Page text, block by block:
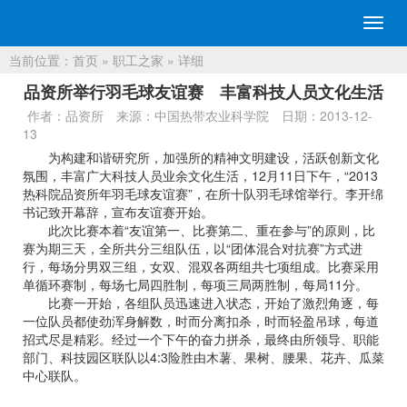
切
换
航
当前位置： 首页 » 职工之家 » 详细
品资所举行羽毛球友谊赛 丰富科技人员文化生活
作者：品资所 来源：中国热带农业科学院
日期：2013-12-
13
为构建和谐研究所，加强所的精神文明建设，活跃创新文化
氛围，丰富广大科技人员业余文化生活，12月11日下午，“2013
热科院品资所年羽毛球友谊赛”，在所十队羽毛球馆举行。李开绵
书记致开幕辞，宣布友谊赛开始。
此次比赛本着“友谊第一、比赛第二、重在参与”的原则，比
赛为期三天，全所共分三组队伍，以“团体混合对抗赛”方式进
行，每场分男双三组，女双、混双各两组共七项组成。比赛采用
单循环赛制，每场七局四胜制，每项三局两胜制，每局11分。
比赛一开始，各组队员迅速进入状态，开始了激烈角逐，每
一位队员都使劲浑身解数，时而分离扣杀，时而轻盈吊球，每道
招式尽是精彩。经过一个下午的奋力拼杀，最终由所领导、职能
部门、科技园区联队以4:3险胜由木薯、果树、腰果、花卉、瓜菜
中心联队。